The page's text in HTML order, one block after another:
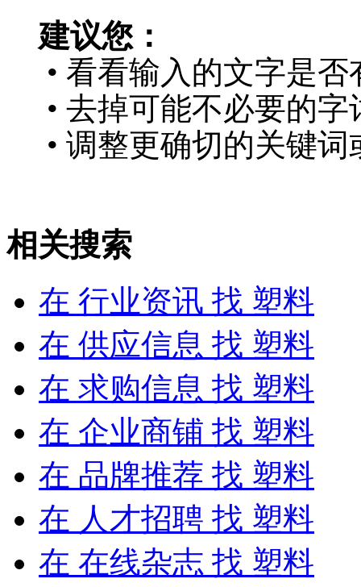
建议您：
• 看看输入的文字是否
• 去掉可能不必要的字
• 调整更确切的关键
相关搜索
在 行业资讯 找 塑料
在 供应信息 找 塑料
在 求购信息 找 塑料
在 企业商铺 找 塑料
在 品牌推荐 找 塑料
在 人才招聘 找 塑料
在 在线杂志 找 塑料